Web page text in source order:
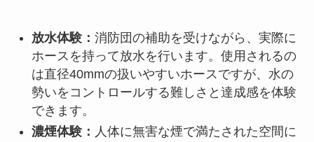
放水体験： 消防団の補助を受けながら、実際に
ホースを持って放水を行います。使用されるの
は直径40mmの扱いやすいホースですが、水の
勢いをコントロールする難しさと達成感を体験
できます。
濃煙体験： 人体に無害な煙で満たされた空間に